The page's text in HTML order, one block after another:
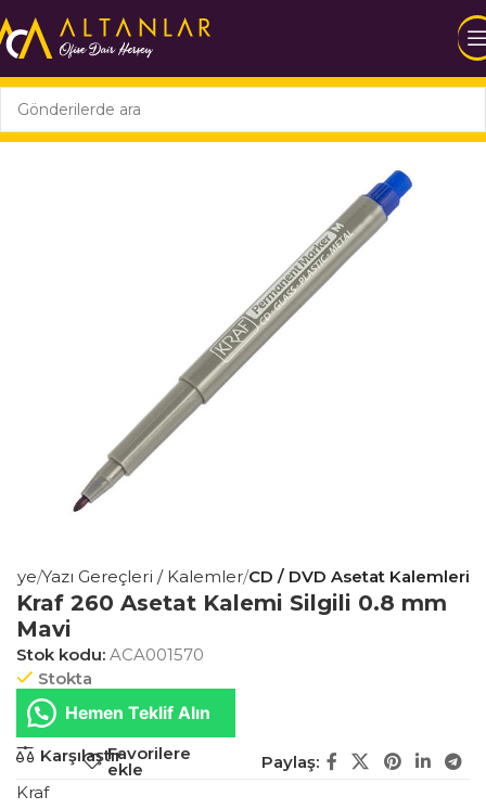
Yazı Gereçleri / Kalemler CD / DVD Asetat Kalemleri
Kraf 260 Asetat Kalemi Silgili 0.8 mm
Mavi
Stok kodu: ACA001570
Stokta
Hemen Teklif Alın
KarşılaştırFavorilere
ekle
Paylaş:
Kraf